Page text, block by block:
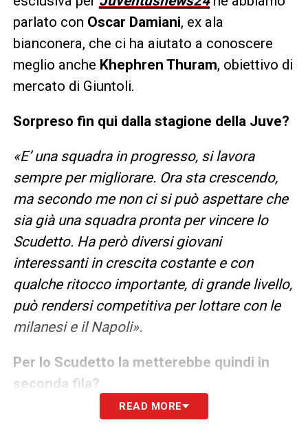
parlato con Oscar Damiani, ex ala
bianconera, che ci ha aiutato a conoscere
meglio anche Khephren Thuram, obiettivo di
mercato di Giuntoli.
Sorpreso fin qui dalla stagione della Juve?
«E’ una squadra in progresso, si lavora
sempre per migliorare. Ora sta crescendo,
ma secondo me non ci si può aspettare che
sia già una squadra pronta per vincere lo
Scudetto. Ha però diversi giovani
interessanti in crescita costante e con
qualche ritocco importante, di grande livello,
può rendersi competitiva per lottare con le
milanesi e il Napoli».
Per lo Scudetto la metterebbe quindi in
seconda fila?
«Si in seconda fila, ma come ripeto sta
READ MORE